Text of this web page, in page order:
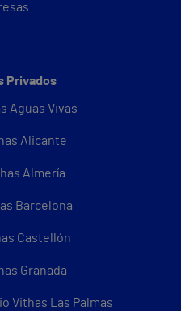
Privados
Aguas Vivas
Alicante
Almería
Barcelona
Castellón
Granada
Vithas Las Palmas